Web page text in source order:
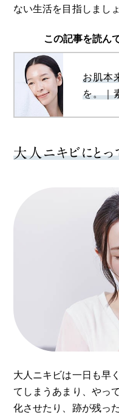
ない生活を目指しましょ
この記事を読ん
お肌本
を。｜
大人ニキビにとっ
大人ニキビは一日も早
てしまうあまり、やっ
化させたり、跡が残っ